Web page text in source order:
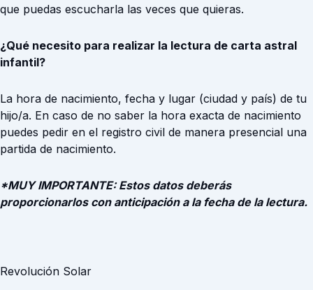
que puedas escucharla las veces que quieras.
¿Qué necesito para realizar la lectura de carta astral
infantil?
La hora de nacimiento, fecha y lugar (ciudad y país) de tu
hijo/a. En caso de no saber la hora exacta de nacimiento
puedes pedir en el registro civil de manera presencial una
partida de nacimiento.
*MUY IMPORTANTE: Estos datos deberás
proporcionarlos con anticipación a la fecha de la lectura.
Revolución Solar